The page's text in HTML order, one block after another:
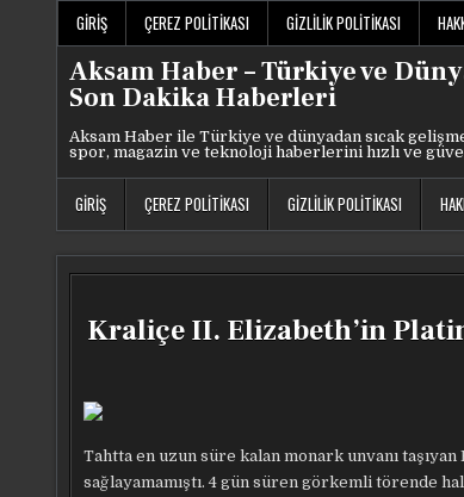
GIRIŞ ÇEREZ POLITIKASI GIZLILIK POLITIKASI
Aksam Haber – Türkiye ve
Son Dakika Haberleri
Aksam Haber ile Türkiye ve dünyadan sıcak
spor, magazin ve teknoloji haberlerini hızlı ve
GIRIŞ ÇEREZ POLITIKASI GIZLILIK POLITIKASI
Kraliçe II. Elizabeth’in
Tahtta en uzun süre kalan monark unvanı
sağlayamamıştı. 4 gün süren görkemli törende